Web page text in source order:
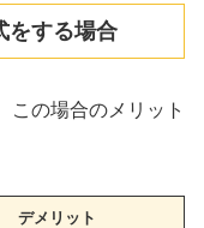
をする場合
この場合のメリット
デメリット